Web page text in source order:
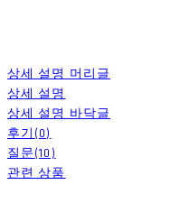
상세 설명 머리글
상세 설명
상세 설명 바닥글
후기(0)
질문(10)
관련 상품